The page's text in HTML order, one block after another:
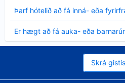
Þarf hótelið að fá inná- eða
sýnt
Er hægt að fá auka- eða
sýnt
Skrá